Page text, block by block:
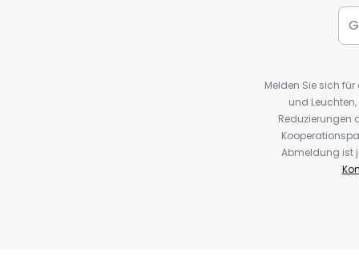
Melden Sie sich
und
Reduzierungen
Abmeldung ist